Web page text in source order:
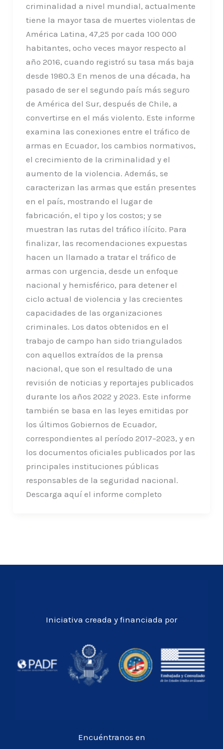
criminalidad a nivel mundial, actualmente
tiene la mayor tasa de muertes violentas de
América Latina, 47,25 por cada 100 000
habitantes, ocho veces mayor respecto al
año 2016, cuando registró su tasa más baja
desde 1980.3 En menos de una década, ha
pasado de ser el segundo país más seguro
de América del Sur, después de Chile, a
convertirse en el más violento. Este informe
examina las conexiones entre el tráfico de
armas en Ecuador, los cambios normativos,
el crecimiento de la criminalidad y el
aumento de la violencia. Además, se
caracterizan las armas que están presentes
en el país, mostrando el lugar de
fabricación, el tipo y los costos; y se
muestran las rutas del tráfico ilícito. Para
finalizar, las recomendaciones expuestas
hacen un llamado a tratar el tráfico de
armas con urgencia, desde un enfoque
nacional y hemisférico, para detener el
ciclo actual de violencia y las crecientes
capacidades de las organizaciones
criminales. Los datos obtenidos en el
trabajo de campo han sido triangulados
con aquellos extraídos de la prensa
nacional, que son el resultado de una
revisión de noticias y reportajes publicados
durante los años 2022 y 2023. Este informe
también se basa en las leyes emitidas por
los últimos Gobiernos de Ecuador,
correspondientes al período 2017–2023, y en
los documentos oficiales publicados por las
principales instituciones públicas
responsables de la seguridad nacional.
Descarga aquí el informe completo
Iniciativa creada y financiada por
Encuéntranos en